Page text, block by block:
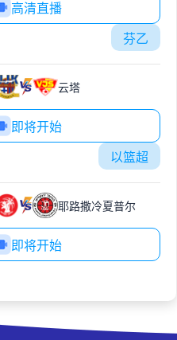
高清直播
芬乙
云塔
即将开始
以篮超
耶路撒冷夏普尔
即将开始